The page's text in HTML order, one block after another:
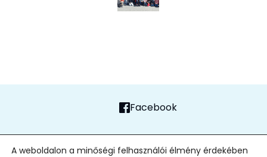
Facebook
A weboldalon a minőségi felhasználói élmény érdekében